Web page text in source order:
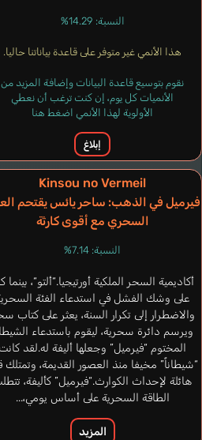
Rossatto Ricardo
برتغالي
Ogami Shinnosuke
النسبة: 14.29%
هذا الأنمي غير متوفر على قاعدة بياناتنا حاليا.
نقوم بتوسيع قاعدة البيانات وإضافة المزيد من
الأنميات كل يوم، إن كنت ترغب أن نعطي
الأولوية لهذا الأنمي اضغط هنا
إبلاغ
Kinsou no Vermeil
فيرميل في الذهب: ساحر يائس يقتحم
السحري مع أقوى كارثة
النسبة: 7.14%
أكاديمية السحر الملكية أورتيجيا.“ألتو“، بينما
على وشك الفشل في استدعاء الفئة
والاضطرار إلى تكرار السنة، يعثر على كتاب
ويرسم دائرة سحرية، ليقوم باستدعاء
المختوم “فيرميل” وجعلها أليفة له.لقد كانت
“شيطاناً” مخيفا منذ العصور القديمة، وتمتلك
هائلة لإحداث الكوارث.“فيرميل” كأليفة،
الطاقة السحرية على أساس يومي،...
المزيد